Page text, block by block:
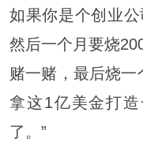
如果你是个创业
然后一个月要烧
赌一赌，最后烧
拿这1亿美金打
了。”